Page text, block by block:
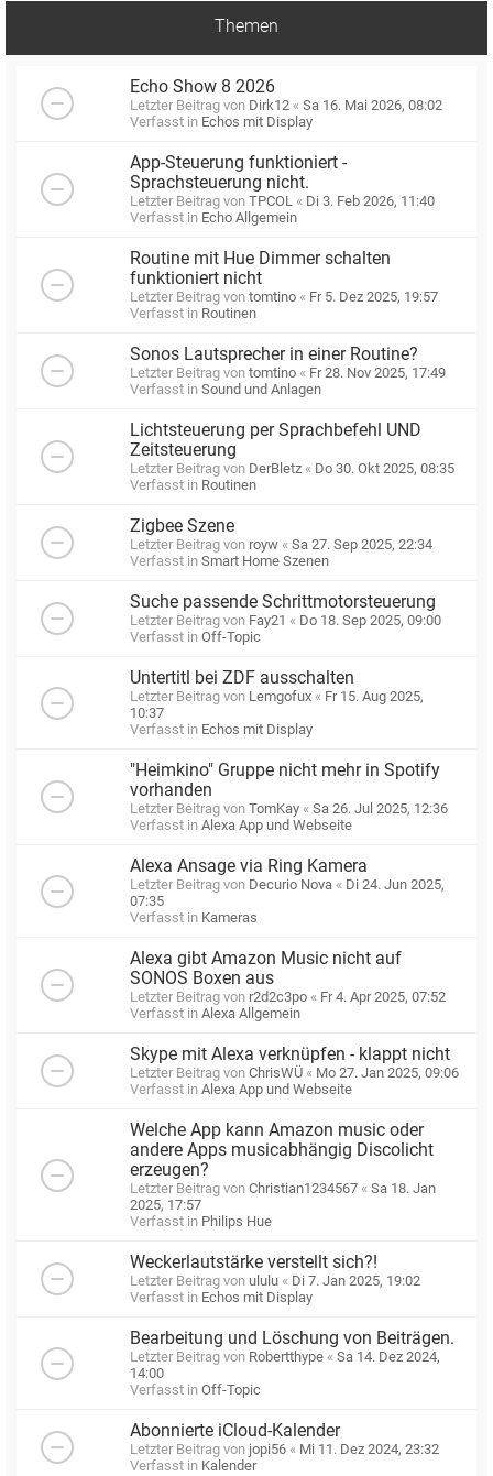
Themen
Echo Show 8 2026
Letzter Beitrag von Dirk12 « Sa 16. Mai 2026, 08:02
Verfasst in Echos mit Display
App-Steuerung funktioniert -
Sprachsteuerung nicht.
Letzter Beitrag von TPCOL « Di 3. Feb 2026, 11:40
Verfasst in Echo Allgemein
Routine mit Hue Dimmer schalten
funktioniert nicht
Letzter Beitrag von tomtino « Fr 5. Dez 2025, 19:57
Verfasst in Routinen
Sonos Lautsprecher in einer Routine?
Letzter Beitrag von tomtino « Fr 28. Nov 2025, 17:49
Verfasst in Sound und Anlagen
Lichtsteuerung per Sprachbefehl UND
Zeitsteuerung
Letzter Beitrag von DerBletz « Do 30. Okt 2025, 08:35
Verfasst in Routinen
Zigbee Szene
Letzter Beitrag von royw « Sa 27. Sep 2025, 22:34
Verfasst in Smart Home Szenen
Suche passende Schrittmotorsteuerung
Letzter Beitrag von Fay21 « Do 18. Sep 2025, 09:00
Verfasst in Off-Topic
Untertitl bei ZDF ausschalten
Letzter Beitrag von Lemgofux « Fr 15. Aug 2025,
10:37
Verfasst in Echos mit Display
"Heimkino" Gruppe nicht mehr in Spotify
vorhanden
Letzter Beitrag von TomKay « Sa 26. Jul 2025, 12:36
Verfasst in Alexa App und Webseite
Alexa Ansage via Ring Kamera
Letzter Beitrag von Decurio Nova « Di 24. Jun 2025,
07:35
Verfasst in Kameras
Alexa gibt Amazon Music nicht auf
SONOS Boxen aus
Letzter Beitrag von r2d2c3po « Fr 4. Apr 2025, 07:52
Verfasst in Alexa Allgemein
Skype mit Alexa verknüpfen - klappt nicht
Letzter Beitrag von ChrisWÜ « Mo 27. Jan 2025, 09:06
Verfasst in Alexa App und Webseite
Welche App kann Amazon music oder
andere Apps musicabhängig Discolicht
erzeugen?
Letzter Beitrag von Christian1234567 « Sa 18. Jan
2025, 17:57
Verfasst in Philips Hue
Weckerlautstärke verstellt sich?!
Letzter Beitrag von ululu « Di 7. Jan 2025, 19:02
Verfasst in Echos mit Display
Bearbeitung und Löschung von Beiträgen.
Letzter Beitrag von Robertthype « Sa 14. Dez 2024,
14:00
Verfasst in Off-Topic
Abonnierte iCloud-Kalender
Letzter Beitrag von jopi56 « Mi 11. Dez 2024, 23:32
Verfasst in Kalender